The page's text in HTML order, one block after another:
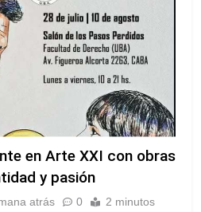
en Arte XXI con obras
y pasión
atrás 0 2 minutos